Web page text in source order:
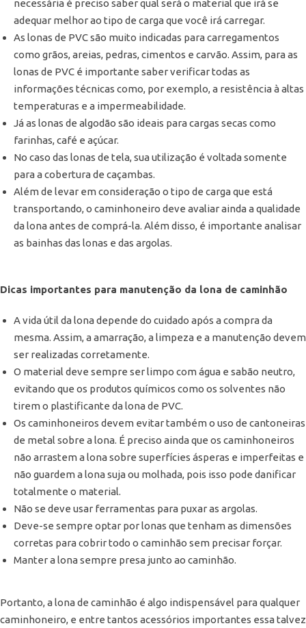
necessária é preciso saber qual será o material que irá se
adequar melhor ao tipo de carga que você irá carregar.
As lonas de PVC são muito indicadas para carregamentos
como grãos, areias, pedras, cimentos e carvão. Assim, para as
lonas de PVC é importante saber verificar todas as
informações técnicas como, por exemplo, a resistência à altas
temperaturas e a impermeabilidade.
Já as lonas de algodão são ideais para cargas secas como
farinhas, café e açúcar.
No caso das lonas de tela, sua utilização é voltada somente
para a cobertura de caçambas.
Além de levar em consideração o tipo de carga que está
transportando, o caminhoneiro deve avaliar ainda a qualidade
da lona antes de comprá-la. Além disso, é importante analisar
as bainhas das lonas e das argolas.
Dicas importantes para manutenção da lona de caminhão
A vida útil da lona depende do cuidado após a compra da
mesma. Assim, a amarração, a limpeza e a manutenção devem
ser realizadas corretamente.
O material deve sempre ser limpo com água e sabão neutro,
evitando que os produtos químicos como os solventes não
tirem o plastificante da lona de PVC.
Os caminhoneiros devem evitar também o uso de cantoneiras
de metal sobre a lona. É preciso ainda que os caminhoneiros
não arrastem a lona sobre superfícies ásperas e imperfeitas e
não guardem a lona suja ou molhada, pois isso pode danificar
totalmente o material.
Não se deve usar ferramentas para puxar as argolas.
Deve-se sempre optar por lonas que tenham as dimensões
corretas para cobrir todo o caminhão sem precisar forçar.
Manter a lona sempre presa junto ao caminhão.
Portanto, a lona de caminhão é algo indispensável para qualquer
caminhoneiro, e entre tantos acessórios importantes essa talvez